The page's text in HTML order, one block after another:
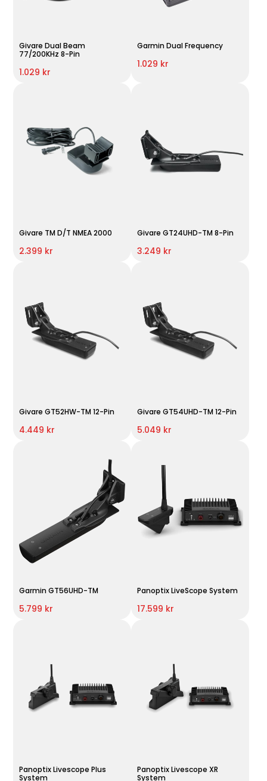
Givare Dual Beam
77/200KHz 8-Pin
1.029 kr
Garmin Dual Frequency
1.029 kr
Givare TM D/T NMEA 2000
2.399 kr
Givare GT24UHD-TM 8-Pin
3.249 kr
Givare GT52HW-TM 12-Pin
4.449 kr
Givare GT54UHD-TM 12-Pin
5.049 kr
Garmin GT56UHD-TM
5.799 kr
Panoptix LiveScope System
17.599 kr
Panoptix Livescope Plus
System
Panoptix Livescope XR
System